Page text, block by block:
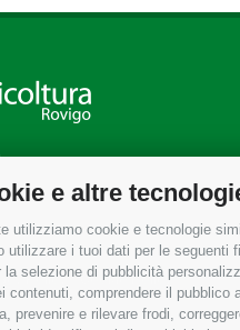
e altre
utilizziamo cookie e tecnologie
utilizzare i tuoi dati per le
selezione di pubblicità
contenuti, comprendere il
prevenire e rilevare frodi,
Policy/Cookie Policy